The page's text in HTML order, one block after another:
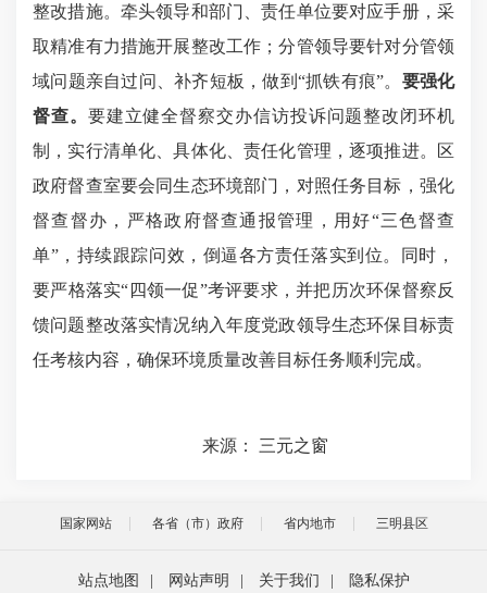
整改措施。牵头领导和部门、责任单位要对应手册，采
取精准有力措施开展整改工作；分管领导要针对分管领
域问题亲自过问、补齐短板，做到“抓铁有痕”。 要强化
督查。 要建立健全督察交办信访投诉问题整改闭环机
制，实行清单化、具体化、责任化管理，逐项推进。区
政府督查室要会同生态环境部门，对照任务目标，强化
督查督办，严格政府督查通报管理，用好“三色督查
单”，持续跟踪问效，倒逼各方责任落实到位。同时，
要严格落实“四领一促”考评要求，并把历次环保督察反
馈问题整改落实情况纳入年度党政领导生态环保目标责
任考核内容，确保环境质量改善目标任务顺利完成。
来源： 三元之窗
国家网站 各省（市）政府 省内地市 三明县区
站点地图 | 网站声明 | 关于我们 | 隐私保护